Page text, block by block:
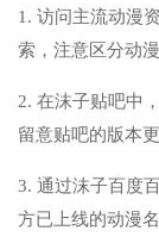
1. 访问主流动漫
索，注意区分动
2. 在沫子贴吧中
留意贴吧的版本
3. 通过沫子百度
方已上线的动漫